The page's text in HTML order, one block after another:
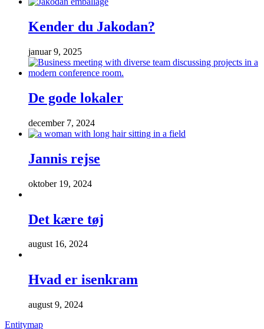
Kender du Jakodan?
januar 9, 2025
De gode lokaler
december 7, 2024
Jannis rejse
oktober 19, 2024
Det kære tøj
august 16, 2024
Hvad er isenkram
august 9, 2024
Entitymap